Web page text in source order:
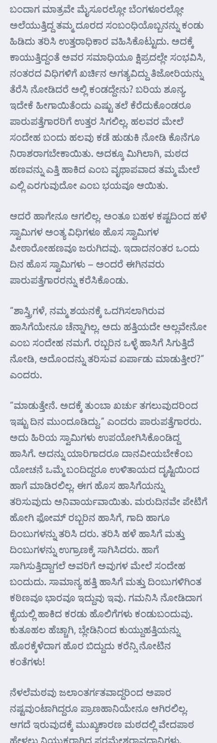
ಬಂದಾಗ ಮಾತ್ರವೇ ಮೈಸೂರಲ್ಲೋ ಬೆಂಗಳೂರಲ್ಲೋ
ಅಲೆಯುತ್ತಿದ್ದ ತಮ್ಮ ದೂರದ ಸಂಬಂಧಿಯೊಬ್ಬನನ್ನು ಕಂಡು
ಹಿಡಿದು ತರಿಸಿ ಉತ್ತರಾಧಿಕಾರ ವಹಿಸಿಕೊಟ್ಟುದು. ಅದಕ್ಕೆ
ಕಾಯುತ್ತಿದ್ದಂತೆ ಅವರ ಸಮಾಧಿಯೂ ಕ್ಷಿಪ್ರದಲ್ಲೇ ಸಂಭವಿಸಿ,
ನಂತರದ ವಿಧಿಗಳಿಗೆ ಖರ್ಚಿನ ಅಗತ್ಯವಿದ್ದು ತಿಜೋರಿಯನ್ನು
ತೆರೆಸಿ ನೋಡಿದರೆ ಅಲ್ಲಿ ಕಂಡದ್ದೇನು? ಬರಿಯ ಶೂನ್ಯ.
ಇದೇಕೆ ಹೀಗಾಯಿತೆಂದು ಎಷ್ಟು ತಲೆ ಕೆರೆದುಕೊಂಡರೂ
ಪಾರುಪತ್ತೆಗಾರರಿಗೆ ಉತ್ತರ ಸಿಗಲಿಲ್ಲ. ಹಲವರ ಮೇಲೆ
ಸಂದೇಹ ಬಂದು ಹಲವು ಕಡೆ ಹುಡುಕಿ ನೋಡಿ ಕೊನೆಗೂ
ನಿರಾಶರಾಗಬೇಕಾಯಿತು. ಅದಕ್ಕೂ ಮಿಗಿಲಾಗಿ, ಮಠದ
ಹಣವನ್ನು ಎತ್ತಿ ಹಾಕಿದ ಎಂಬ ವೃಥಾಪವಾದ ತಮ್ಮ ಮೇಲೆ
ಎಲ್ಲಿ ಎರಗುವುದೋ ಎಂಬ ಭಯವೂ ಆಯಿತು.
ಆದರೆ ಹಾಗೇನೂ ಆಗಲಿಲ್ಲ. ಅಂತೂ ಬಹಳ ಕಷ್ಟದಿಂದ ಹಳೆ
ಸ್ವಾಮಿಗಳ ಅಂತ್ಯ ವಿಧಿಗಳೂ ಹೊಸ ಸ್ವಾಮಿಗಳ
ಪೀಠಾರೋಹಣವೂ ಜರುಗಿದವು. ಇದಾದನಂತರ ಒಂದು
ದಿನ ಹೊಸ ಸ್ವಾಮಿಗಳು – ಅಂದರೆ ಈಗಿನವರು
ಪಾರುಪತ್ತೆಗಾರರನ್ನು ಕರೆಸಿಕೊಂಡು.
“ಶಾಸ್ತ್ರಿಗಳೆ, ನಮ್ಮ ಶಯನಕ್ಕೆ ಒದಗಿಸಲಾಗಿರುವ
ಹಾಸಿಗೆಯೇನೂ ಚೆನ್ನಾಗಿಲ್ಲ. ಅದು ಹತ್ತಿಯದೇ ಅಲ್ಲವೇನೋ
ಎಂಬ ಸಂದೇಹ ನಮಗೆ. ರಬ್ಬರಿನ ಒಳ್ಳೆ ಹಾಸಿಗೆ ಸಿಗುತ್ತಿದೆ
ನೋಡಿ, ಅದೊಂದನ್ನು ತರಿಸುವ ಏರ್ಪಾಡು ಮಾಡುತ್ತೀರ?”
ಎಂದರು.
“ಮಾಡುತ್ತೇನೆ. ಅದಕ್ಕೆ ತುಂಬಾ ಖರ್ಚು ತಗಲುವುದರಿಂದ
ಇಷ್ಟು ದಿನ ಮುಂದೂಡಿದ್ದು.” ಎಂದರು ಪಾರುಪತ್ತೆಗಾರರು.
ಅದು ಹಿರಿಯ ಸ್ವಾಮಿಗಳು ಉಪಯೋಗಿಸಿಕೊಂಡಿದ್ದ
ಹಾಸಿಗೆ. ಅದನ್ನು ಯಾರಿಗಾದರೂ ದಾನವೀಯಬೇಕೆಂಬ
ಯೋಚನೆ ಒಮ್ಮೆ ಬಂದಿದ್ದರೂ ಉಳಿತಾಯದ ದೃಷ್ಟಿಯಿಂದ
ಹಾಗೆ ಮಾಡಿರಲಿಲ್ಲ. ಈಗ ಹೊಸ ಹಾಸಿಗೆಯನ್ನು
ತರಿಸುವುದು ಅನಿವಾರ್ಯವಾಯಿತು. ಮರುದಿನವೇ ಪೇಟಿಗೆ
ಹೋಗಿ ಫೋಮ್ ರಬ್ಬರಿನ ಹಾಸಿಗೆ, ಗಾದಿ ಹಾಗೂ
ದಿಂಬುಗಳನ್ನು ತರಿಸಿ ದರು. ತರಿಸಿ ಹಳೆ ಹಾಸಿಗೆ ಮತ್ತು
ದಿಂಬುಗಳನ್ನು ಉಗ್ರಾಣಕ್ಕೆ ಸಾಗಿಸಿದರು. ಹಾಗೆ
ಸಾಗಿಸುತ್ತಿದ್ದಾಗಲೆ ಅವರಿಗೆ ಅವುಗಳ ಮೇಲೆ ಸಂದೇಹ
ಬಂದುದು. ಸಾಮಾನ್ಯ ಹತ್ತಿ ಹಾಸಿಗೆ ಮತ್ತು ದಿಂಬುಗಳಿಗಿಂತ
ಕಠಿಣವೂ ಭಾರವೂ ಇದ್ದುವು ಇವು. ಗಮನಿಸಿ ನೋಡಿದಾಗ
ಕೈಯಲ್ಲಿ ಹಾಕಿದ ಕರಡು ಹೊಲಿಗೆಗಳು ಕಂಡುಬಂದುವು.
ಕುತೂಹಲ ಹೆಚ್ಚಾಗಿ, ಬ್ಲೇಡಿನಿಂದ ಕುಯ್ದುಹತ್ತಿಯನ್ನು
ಹೊರಕ್ಕೆಳೆದಾಗ ಹೊರ ಬಿದ್ದುದು ಕರೆನ್ಸಿ ನೋಟಿನ
ಕಂತೆಗಳು!
ನೆಳಲೆಮಠವು ಜಲಾಂತರ್ಗತವಾದ್ದರಿಂದ ಅಪಾರ
ನಷ್ಟವುಂಟಾಗಿದ್ದರೂ ಪ್ರಾಣಹಾನಿಯೇನೂ ಆಗಿರಲಿಲ್ಲ.
ಆಗದೆ ಇರುವುದಕ್ಕೆ ಮುಖ್ಯಕಾರಣ ಮಠದಲ್ಲಿ ವೇದಪಾಠ
ಹೇಳಲು ನಿಯುಕ್ತರಾಗಿದ್ದ ಪರಮೇಶ್ವರಾವಧಾನಿಗಳು.